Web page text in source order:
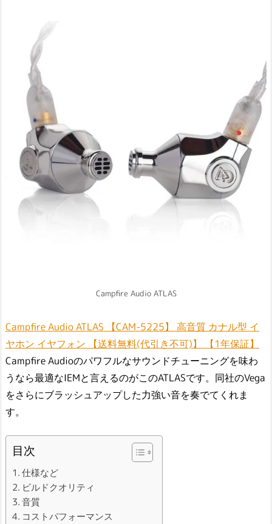
Campfire Audio ATLAS
Campfire Audio ATLAS 【CAM-5225】 高音質 カナル型 イ
ヤホン イヤフォン 【送料無料(代引き不可)】 【1年保証】
Campfire Audioのパワフルなサウンドチューニングを味わ
うなら最適なIEMと言えるのがこのATLASです。同社のVega
をさらにブラッシュアップした力強い音を奏でてくれま
す。
目次
仕様など
ビルドクオリティ
音質
コストパフォーマンス